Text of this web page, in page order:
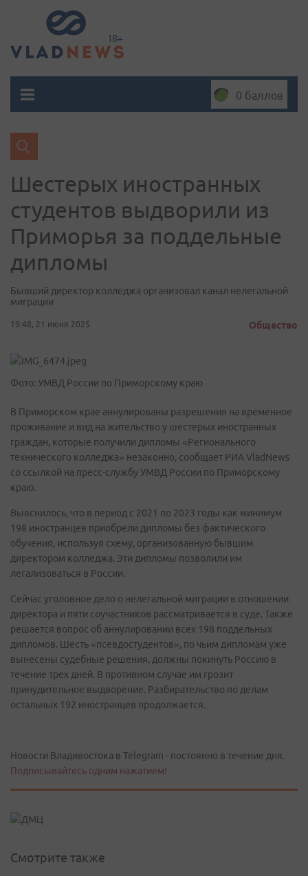
0 баллов
Шестерых иностранных
студентов выдворили из
Приморья за поддельные
дипломы
Бывший директор колледжа организовал канал нелегальной
миграции
19:48, 21 июня 2025 Общество
Фото: УМВД России по Приморскому краю
В Приморском крае аннулированы разрешения на временное
проживание и вид на жительство у шестерых иностранных
граждан, которые получили дипломы «Регионального
технического колледжа» незаконно, сообщает РИА VladNews
со ссылкой на пресс-службу УМВД России по Приморскому
краю.
Выяснилось, что в период с 2021 по 2023 годы как минимум
198 иностранцев приобрели дипломы без фактического
обучения, используя схему, организованную бывшим
директором колледжа. Эти дипломы позволили им
легализоваться в России.
Сейчас уголовное дело о нелегальной миграции в отношении
директора и пяти соучастников рассматривается в суде. Также
решается вопрос об аннулировании всех 198 поддельных
дипломов. Шесть «псевдостудентов», по чьим дипломам уже
вынесены судебные решения, должны покинуть Россию в
течение трех дней. В противном случае им грозит
принудительное выдворение. Разбирательство по делам
остальных 192 иностранцев продолжается.
Новости Владивостока в Telegram - постоянно в течение дня.
Подписывайтесь одним нажатием!
Смотрите также